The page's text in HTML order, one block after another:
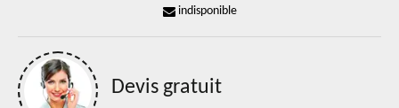
indisponible
Devis gratuit